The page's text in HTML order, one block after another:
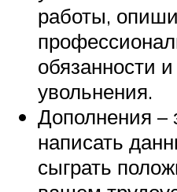
работы,
обязанности
увольнения.
Дополнения –
написать
сыграть